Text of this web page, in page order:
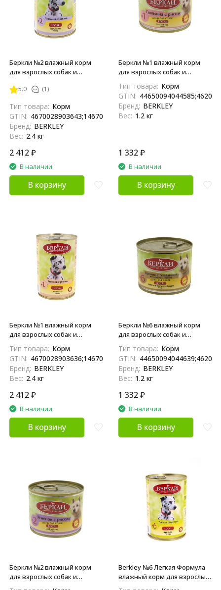
Беркли №2 влажный корм
для взрослых собак и
400 г x 6 шт
5.0 (1)
Тип товара: Корм
GTIN: 4670028903643;14670028903640
Бренд: BERKLEY
Вес: 2.4 кг
2 412₽
В наличии
В корзину
Беркли №1 влажный корм
для взрослых собак и
200 г x 6 шт
Тип товара: Корм
GTIN:
Бренд: BERKLEY
Вес: 1.2 кг
1 332₽
В наличии
В корзину
Беркли №1 влажный корм
для взрослых собак и
400 г x 6 шт
Тип товара: Корм
GTIN: 4670028903636;14670028903633
Бренд: BERKLEY
Вес: 2.4 кг
2 412₽
В наличии
В корзину
Беркли №6 влажный корм
для взрослых собак и
и болгарским перцем - 200 г x
6 шт
Тип товара: Корм
GTIN:
Бренд: BERKLEY
Вес: 1.2 кг
1 332₽
В наличии
В корзину
Беркли №2 влажный корм
для взрослых собак и
Berkley №6 Легкая Формула
влажный корм для взрослых